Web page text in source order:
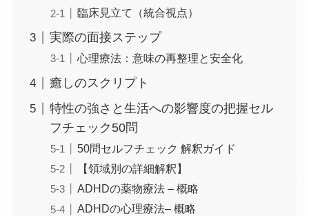
臨床見立て（統合視点）
実際の面接ステップ
心理療法：意味の再整理と安全化
癒しのスクリプト
特性の強さと生活への影響度の把握セル
フチェック50問
50問セルフチェック 解釈ガイド
【領域別の詳細解釈】
ADHDの薬物療法 – 概略
ADHDの心理療法– 概略